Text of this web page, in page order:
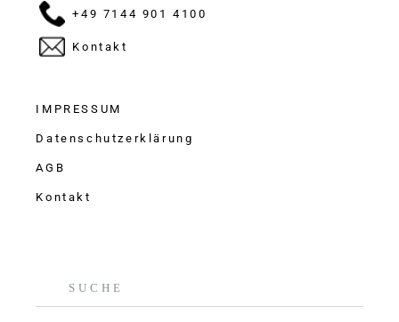
+49 7144 901 4100
Kontakt
IMPRESSUM
Datenschutzerklärung
AGB
Kontakt